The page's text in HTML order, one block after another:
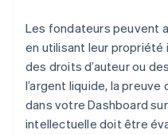
Les fondateurs peuvent
en utilisant leur
des droits d’auteur ou
l’argent liquide, la
dans votre Dashboard
intellectuelle doit être